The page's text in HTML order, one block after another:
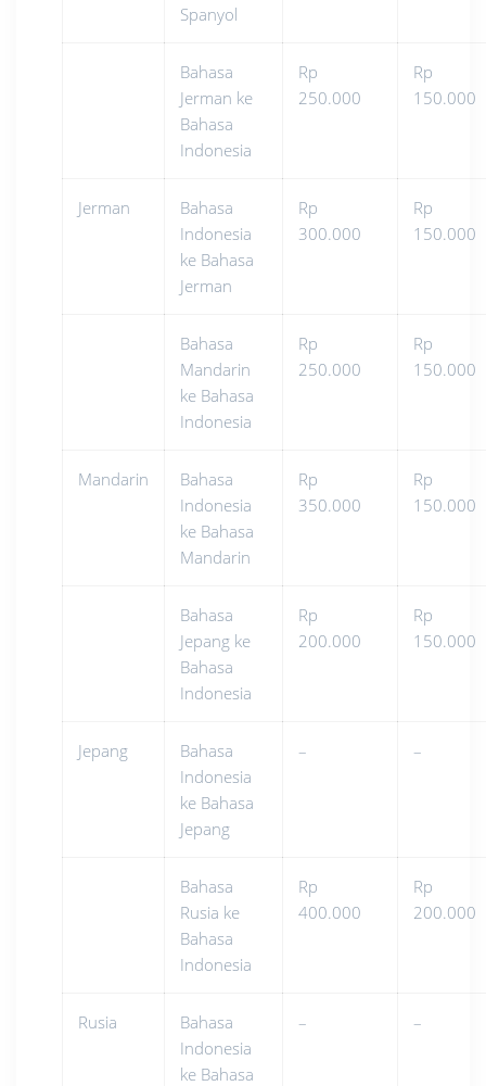
Spanyol
Bahasa
Jerman ke
Bahasa
Indonesia
Rp
250.000
Rp
150.000
Jerman
Bahasa
Indonesia
ke Bahasa
Jerman
Rp
300.000
Rp
150.000
Bahasa
Mandarin
ke Bahasa
Indonesia
Rp
250.000
Rp
150.000
Mandarin
Bahasa
Indonesia
ke Bahasa
Mandarin
Rp
350.000
Rp
150.000
Bahasa
Jepang ke
Bahasa
Indonesia
Rp
200.000
Rp
150.000
Jepang
Bahasa
Indonesia
ke Bahasa
Jepang
– –
Bahasa
Rusia ke
Bahasa
Indonesia
Rp
400.000
Rp
200.000
Rusia
Bahasa
Indonesia
ke Bahasa
– –